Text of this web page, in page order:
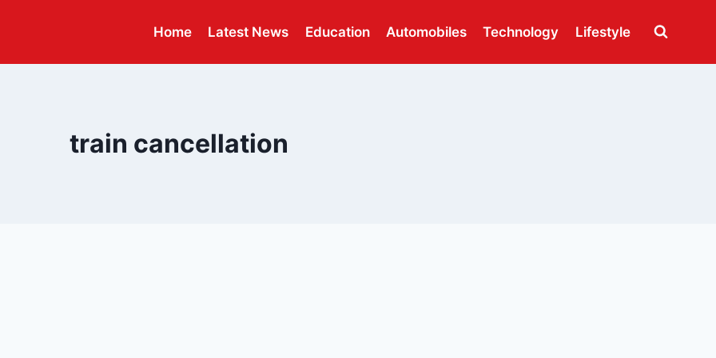
Home Latest News Education Automobiles Technology Lifestyle
train cancellation